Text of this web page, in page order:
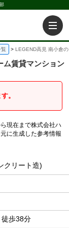
LEGEND高見 南小倉
ム賃貸マンション
。
現在まで株式会社ハ
に生成した参考情報
クリート造)
徒歩38分